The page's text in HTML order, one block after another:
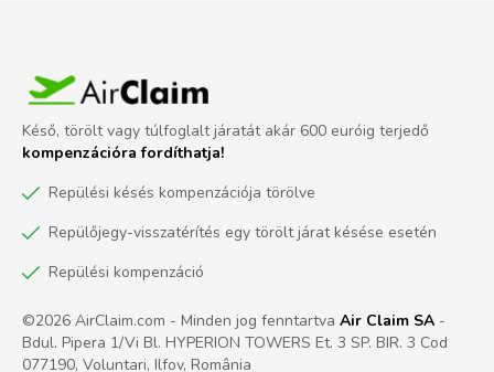
Késő, törölt vagy túlfoglalt járatát akár 600 euróig terjedő
kompenzációra fordíthatja!
Repülési késés kompenzációja törölve
Repülőjegy-visszatérítés egy törölt járat késése esetén
Repülési kompenzáció
©2026 AirClaim.com - Minden jog fenntartva Air Claim SA -
Bdul. Pipera 1/Vi Bl. HYPERION TOWERS Et. 3 SP. BIR. 3 Cod
077190, Voluntari, Ilfov, România